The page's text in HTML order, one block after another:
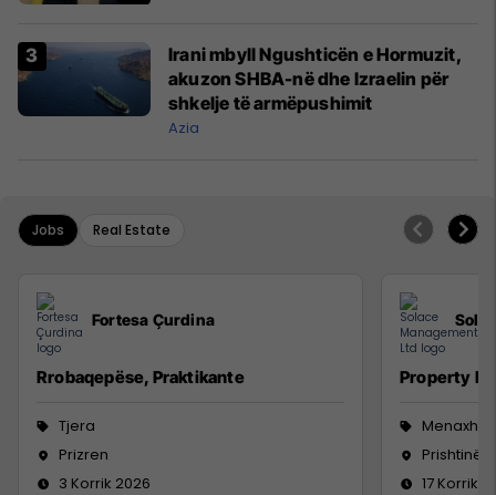
Irani mbyll Ngushticën e Hormuzit,
akuzon SHBA-në dhe Izraelin për
shkelje të armëpushimit
Azia
Jobs Real Estate
Fortesa Çurdina
Rrobaqepëse, Praktikante
Tjera
Prizren
3 Korrik 2026
Property
Prishtinë
17 Korrik